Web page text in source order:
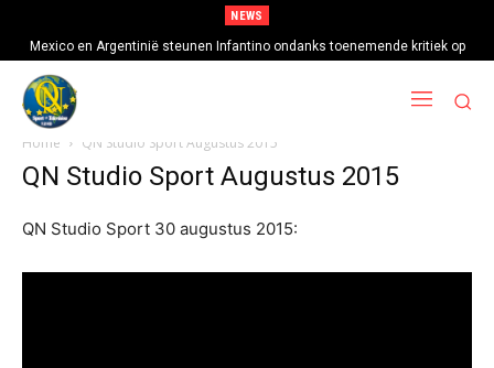
NEWS
Mexico en Argentinië steunen Infantino ondanks toenemende kritiek op
FIFA-baas
Home QN Studio Sport Augustus 2015
QN Studio Sport Augustus 2015
QN Studio Sport 30 augustus 2015: